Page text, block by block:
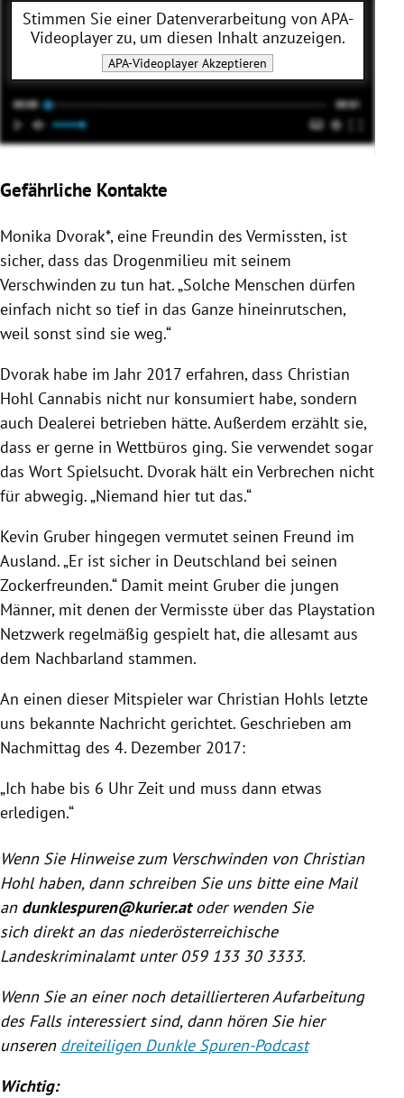
Stimmen Sie einer Datenverarbeitung von APA-
Videoplayerzu, um diesen Inhalt anzuzeigen.
APA-Videoplayer Akzeptieren
Gefährliche Kontakte
Monika Dvorak*, eine Freundin des Vermissten, ist
sicher, dass das Drogenmilieu mit seinem
Verschwinden zu tun hat. „Solche Menschen dürfen
einfach nicht so tief in das Ganze hineinrutschen,
weil sonst sind sie weg.“
Dvorak habe im Jahr 2017 erfahren, dass Christian
Hohl Cannabis nicht nur konsumiert habe, sondern
auch Dealerei betrieben hätte. Außerdem erzählt sie,
dass er gerne in Wettbüros ging. Sie verwendet sogar
das Wort Spielsucht. Dvorak hält ein Verbrechen nicht
für abwegig. „Niemand hier tut das.“
Kevin Gruber hingegen vermutet seinen Freund im
Ausland. „Er ist sicher in Deutschland bei seinen
Zockerfreunden.“ Damit meint Gruber die jungen
Männer, mit denen der Vermisste über das Playstation
Netzwerk regelmäßig gespielt hat, die allesamt aus
dem Nachbarland stammen.
An einen dieser Mitspieler war Christian Hohls letzte
uns bekannte Nachricht gerichtet. Geschrieben am
Nachmittag des 4. Dezember 2017:
„Ich habe bis 6 Uhr Zeit und muss dann etwas
erledigen.“
Wenn Sie Hinweise zum Verschwinden von Christian
Hohl haben, dann schreiben Sie uns bitte eine Mail
an dunklespuren@kurier.atoder wenden Sie
sich direkt an das niederösterreichische
Landeskriminalamt unter 059 133 30 3333.
Wenn Sie an einer noch detaillierteren Aufarbeitung
des Falls interessiert sind, dann hören Sie hier
unseren dreiteiligen Dunkle Spuren-Podcast
Wichtig: